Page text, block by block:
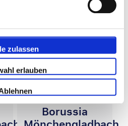
zulassen
erlauben
vielleicht interessieren
Bundesliga
Borussia